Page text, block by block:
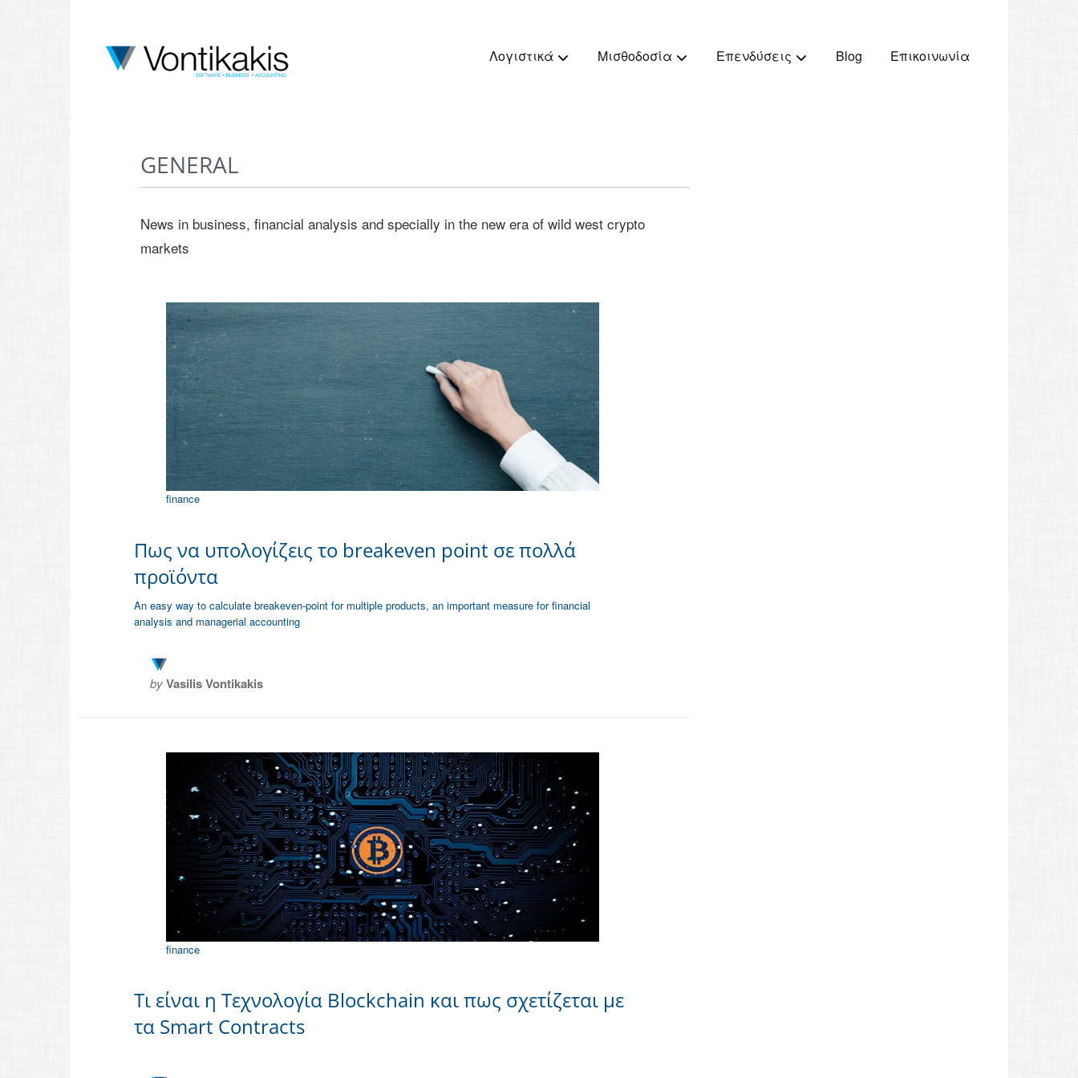
Λογιστικά Μισθοδοσία Επενδύσεις Blog Επικοινωνία
GENERAL
News in business, financial analysis and specially in the new era of wild west crypto
markets
finance
Πως να υπολογίζεις το breakeven point σε πολλά
προϊόντα
An easy way to calculate breakeven-point for multiple products, an important measure for financial
analysis and managerial accounting
byVasilis Vontikakis
finance
Τι είναι η Τεχνολογία Blockchain και πως σχετίζεται με
τα Smart Contracts